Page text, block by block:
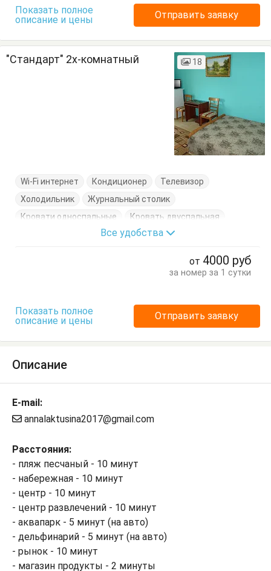
Показать полное
описание и цены
Отправить заявку
"Стандарт" 2х-комнатный 18
Wi-Fi интернет Кондиционер
Телевизор
Холодильник
Журнальный столик
Кровати односпальные
Кровать двуспальная
Стулья Тумбочки
Все удобства
от 4000 руб
за номер за 1 сутки
Показать полное
описание и цены
Отправить заявку
Описание
E-mail:
annalaktusina2017@gmail.com
Расстояния:
- пляж песчаный - 10 минут
- набережная - 10 минут
- центр - 10 минут
- центр развлечений - 10 минут
- аквапарк - 5 минут (на авто)
- дельфинарий - 5 минут (на авто)
- рынок - 10 минут
- магазин продукты - 2 минуты